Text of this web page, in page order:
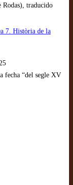
Rodas), traducido
7. Història de la
fecha “del segle XV